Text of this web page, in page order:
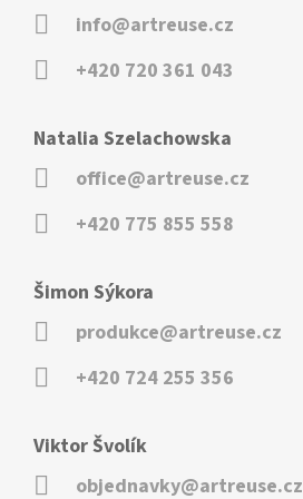
info@artreuse.cz
+420 720 361 043
Natalia Szelachowska
office@artreuse.cz
+420 775 855 558
Šimon Sýkora
produkce@artreuse.cz
+420 724 255 356
Viktor Švolík
objednavky@artreuse.cz